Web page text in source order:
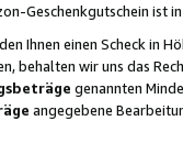
Geschenkgutschein ist
Ihnen einen Scheck in
behalten wir uns das
genannten
angegebene